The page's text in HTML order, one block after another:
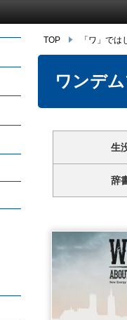
TOP 「ワ」では
ワンデ
生
辞